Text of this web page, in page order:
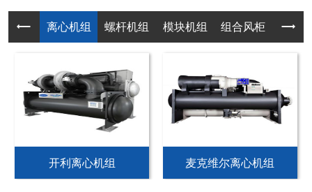
离心机组 螺杆机组 模块机组 组合风柜 风机
开利离心机组 麦克维尔离心机组